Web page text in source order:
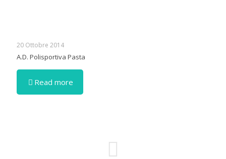
20 Ottobre 2014
A.D. Polisportiva Pasta
Read more